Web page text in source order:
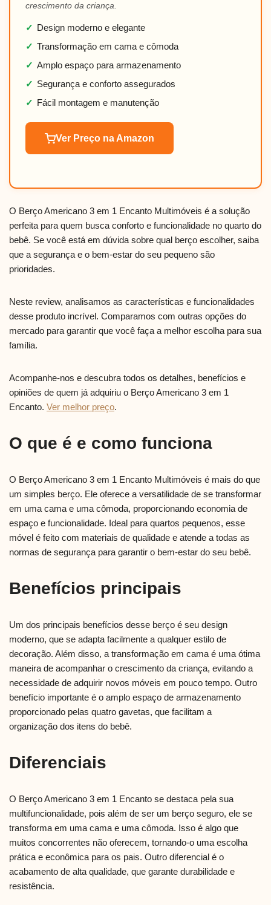
crescimento da criança.
✓ Design moderno e elegante
✓ Transformação em cama e cômoda
✓ Amplo espaço para armazenamento
✓ Segurança e conforto assegurados
✓ Fácil montagem e manutenção
Ver Preço na Amazon
O Berço Americano 3 em 1 Encanto Multimóveis é a solução
perfeita para quem busca conforto e funcionalidade no quarto do
bebê. Se você está em dúvida sobre qual berço escolher, saiba
que a segurança e o bem-estar do seu pequeno são
prioridades.
Neste review, analisamos as características e funcionalidades
desse produto incrível. Comparamos com outras opções do
mercado para garantir que você faça a melhor escolha para sua
família.
Acompanhe-nos e descubra todos os detalhes, benefícios e
opiniões de quem já adquiriu o Berço Americano 3 em 1
Encanto. Ver melhor preço.
O que é e como funciona
O Berço Americano 3 em 1 Encanto Multimóveis é mais do que
um simples berço. Ele oferece a versatilidade de se transformar
em uma cama e uma cômoda, proporcionando economia de
espaço e funcionalidade. Ideal para quartos pequenos, esse
móvel é feito com materiais de qualidade e atende a todas as
normas de segurança para garantir o bem-estar do seu bebê.
Benefícios principais
Um dos principais benefícios desse berço é seu design
moderno, que se adapta facilmente a qualquer estilo de
decoração. Além disso, a transformação em cama é uma ótima
maneira de acompanhar o crescimento da criança, evitando a
necessidade de adquirir novos móveis em pouco tempo. Outro
benefício importante é o amplo espaço de armazenamento
proporcionado pelas quatro gavetas, que facilitam a
organização dos itens do bebê.
Diferenciais
O Berço Americano 3 em 1 Encanto se destaca pela sua
multifuncionalidade, pois além de ser um berço seguro, ele se
transforma em uma cama e uma cômoda. Isso é algo que
muitos concorrentes não oferecem, tornando-o uma escolha
prática e econômica para os pais. Outro diferencial é o
acabamento de alta qualidade, que garante durabilidade e
resistência.